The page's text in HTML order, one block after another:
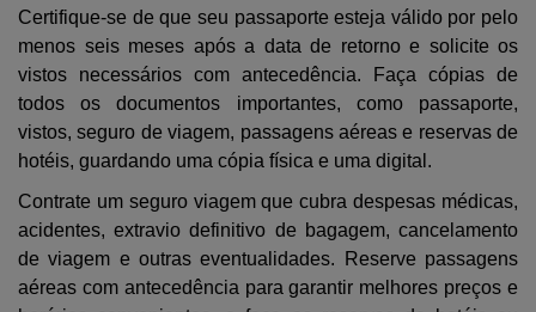
Certifique-se de que seu passaporte esteja válido por pelo
menos seis meses após a data de retorno e solicite os
vistos necessários com antecedência. Faça cópias de
todos os documentos importantes, como passaporte,
vistos, seguro de viagem, passagens aéreas e reservas de
hotéis, guardando uma cópia física e uma digital.
Contrate um seguro viagem que cubra despesas médicas,
acidentes, extravio definitivo de bagagem, cancelamento
de viagem e outras eventualidades. Reserve passagens
aéreas com antecedência para garantir melhores preços e